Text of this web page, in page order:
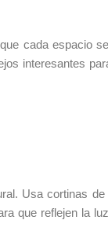
cada espacio
interesantes
Usa cortinas de
que reflejen la